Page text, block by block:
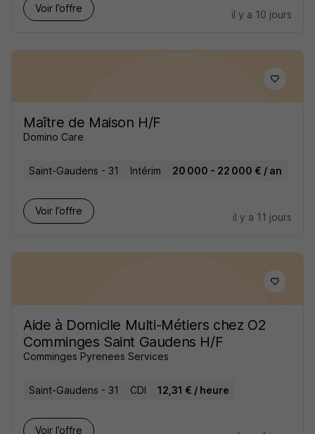
Voir l’offre
il y a 10 jours
Maître de Maison H/F
Domino Care
Saint-Gaudens - 31 Intérim 20 000 - 22 000 € / an
Voir l’offre
il y a 11 jours
Aide à Domicile Multi-Métiers chez O2
Comminges Saint Gaudens H/F
Comminges Pyrenees Services
Saint-Gaudens - 31 CDI 12,31 € / heure
Voir l’offre